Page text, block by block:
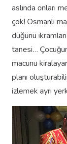
aslında onları
çok! Osmanlı
düğünü
tanesi…
macunu
planı
izlemek ayrı